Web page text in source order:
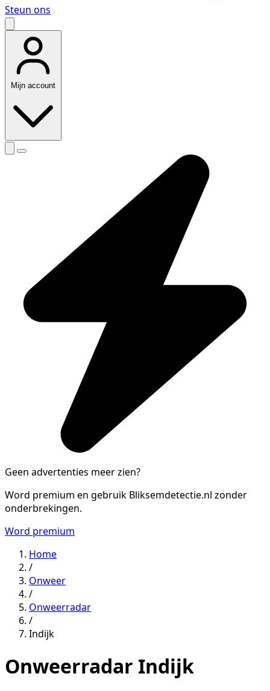
Steun ons
Mijn account
Geen advertenties meer zien?
Word premium en gebruik Bliksemdetectie.nl zonder
onderbrekingen.
Word premium
Home
/
Onweer
/
Onweerradar
/
Indijk
Onweerradar Indijk